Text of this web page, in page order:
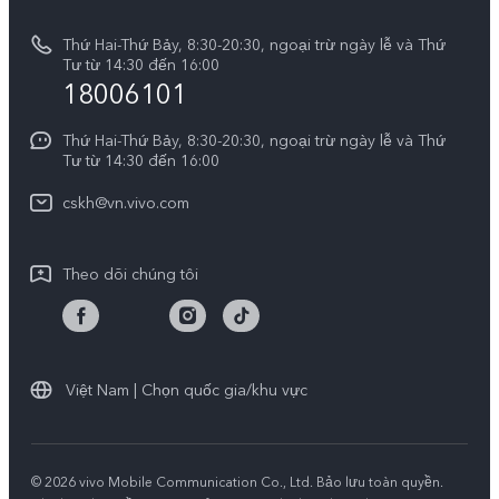
V50 Lite
Y39 5G
Y29
Tra cứu giá linh kiện
Xác thực bằng IMEI
Dịch vụ cuộc hẹn
Truy vấn tiến độ sửa chữa
Tải LUTs để khôi phục Log
Thông báo pháp lý
Về chúng tôi
Tính Bền Vững
Thứ Hai-Thứ Bảy, 8:30-20:30, ngoại trừ ngày lễ và Thứ
Tư từ 14:30 đến 16:00
18006101
Thứ Hai-Thứ Bảy, 8:30-20:30, ngoại trừ ngày lễ và Thứ
Tư từ 14:30 đến 16:00
cskh@vn.vivo.com
Theo dõi chúng tôi
Việt Nam | Chọn quốc gia/khu vực
© 2026 vivo Mobile Communication Co., Ltd. Bảo lưu toàn quyền.